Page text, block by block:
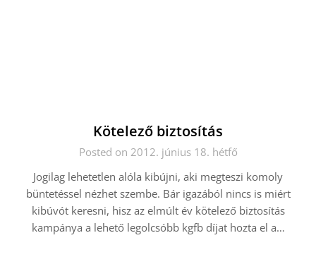
Kötelező biztosítás
Posted on 2012. június 18. hétfő
Jogilag lehetetlen alóla kibújni, aki megteszi komoly
büntetéssel nézhet szembe. Bár igazából nincs is miért
kibúvót keresni, hisz az elmúlt év kötelező biztosítás
kampánya a lehető legolcsóbb kgfb díjat hozta el a…